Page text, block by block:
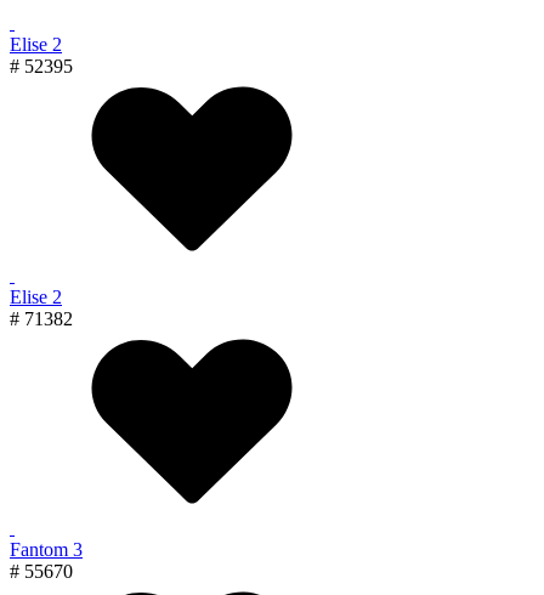
Elise 2
# 52395
Elise 2
# 71382
Fantom 3
# 55670